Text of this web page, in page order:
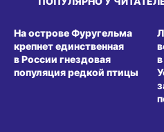
На острове Фуругельма
крепнет единственная
в России гнездовая
популяция редкой птицы